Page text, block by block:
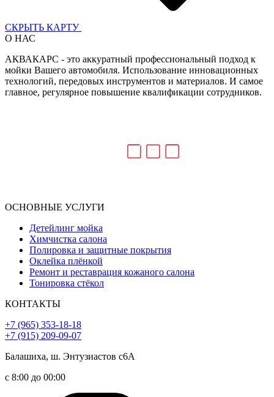
СКРЫТЬ КАРТУ
О НАС
АКВАКАРС - это аккуратный профессиональный подход к
мойки Вашего автомобиля. Использование инновационных
технологий, передовых инструментов и материалов. И самое
главное, регулярное повышение квалификации сотрудников.
ОСНОВНЫЕ УСЛУГИ
Детейлинг мойка
Химчистка салона
Полировка и защитные покрытия
Оклейка плёнкой
Ремонт и реставрация кожаного салона
Тонировка стёкол
КОНТАКТЫ
+7 (965) 353-18-18
+7 (915) 209-09-07
Балашиха, ш. Энтузиастов с6А
с 8:00 до 00:00